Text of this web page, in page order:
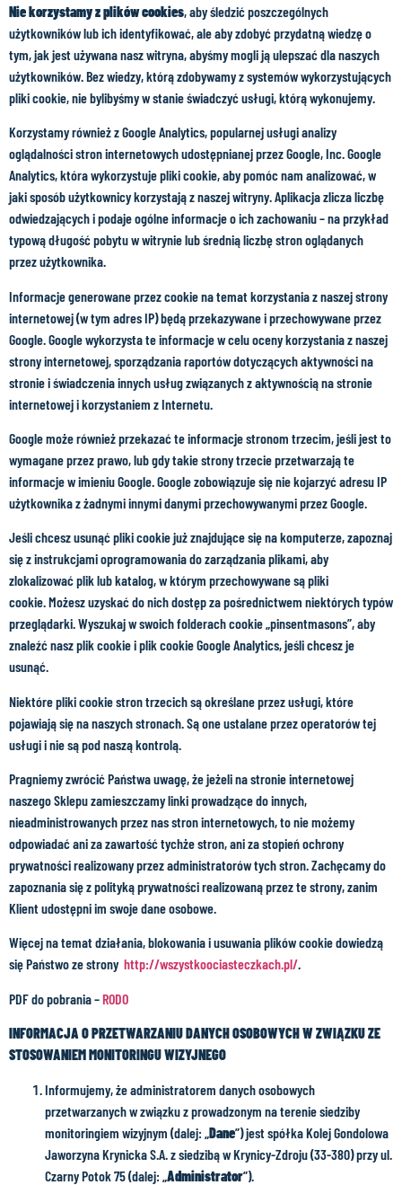
Nie korzystamy z plików cookies, aby śledzić poszczególnych
użytkowników lub ich identyfikować, ale aby zdobyć przydatną wiedzę o
tym, jak jest używana nasz witryna, abyśmy mogli ją ulepszać dla naszych
użytkowników. Bez wiedzy, którą zdobywamy z systemów wykorzystujących
pliki cookie, nie bylibyśmy w stanie świadczyć usługi, którą wykonujemy.
Korzystamy również z Google Analytics, popularnej usługi analizy
oglądalności stron internetowych udostępnianej przez Google, Inc. Google
Analytics, która wykorzystuje pliki cookie, aby pomóc nam analizować, w
jaki sposób użytkownicy korzystają z naszej witryny. Aplikacja zlicza liczbę
odwiedzających i podaje ogólne informacje o ich zachowaniu – na przykład
typową długość pobytu w witrynie lub średnią liczbę stron oglądanych
przez użytkownika.
Informacje generowane przez cookie na temat korzystania z naszej strony
internetowej (w tym adres IP) będą przekazywane i przechowywane przez
Google. Google wykorzysta te informacje w celu oceny korzystania z naszej
strony internetowej, sporządzania raportów dotyczących aktywności na
stronie i świadczenia innych usług związanych z aktywnością na stronie
internetowej i korzystaniem z Internetu.
Google może również przekazać te informacje stronom trzecim, jeśli jest to
wymagane przez prawo, lub gdy takie strony trzecie przetwarzają te
informacje w imieniu Google. Google zobowiązuje się nie kojarzyć adresu IP
użytkownika z żadnymi innymi danymi przechowywanymi przez Google.
Jeśli chcesz usunąć pliki cookie już znajdujące się na komputerze, zapoznaj
się z instrukcjami oprogramowania do zarządzania plikami, aby
zlokalizować plik lub katalog, w którym przechowywane są pliki
cookie. Możesz uzyskać do nich dostęp za pośrednictwem niektórych typów
przeglądarki. Wyszukaj w swoich folderach cookie „pinsentmasons”, aby
znaleźć nasz plik cookie i plik cookie Google Analytics, jeśli chcesz je
usunąć.
Niektóre pliki cookie stron trzecich są określane przez usługi, które
pojawiają się na naszych stronach. Są one ustalane przez operatorów tej
usługi i nie są pod naszą kontrolą.
Pragniemy zwrócić Państwa uwagę, że jeżeli na stronie internetowej
naszego Sklepu zamieszczamy linki prowadzące do innych,
nieadministrowanych przez nas stron internetowych, to nie możemy
odpowiadać ani za zawartość tychże stron, ani za stopień ochrony
prywatności realizowany przez administratorów tych stron. Zachęcamy do
zapoznania się z polityką prywatności realizowaną przez te strony, zanim
Klient udostępni im swoje dane osobowe.
Więcej na temat działania, blokowania i usuwania plików cookie dowiedzą
się Państwo ze strony http://wszystkoociasteczkach.pl/.
PDF do pobrania –RODO
INFORMACJA O PRZETWARZANIU DANYCH OSOBOWYCHW ZWIĄZKU ZE
STOSOWANIEM MONITORINGU WIZYJNEGO
Informujemy, że administratorem danych osobowych
przetwarzanych w związku z prowadzonym na terenie siedziby
monitoringiem wizyjnym (dalej: „ Dane”) jest spółka Kolej Gondolowa
Jaworzyna Krynicka S.A. z siedzibą w Krynicy-Zdroju (33-380) przy ul.
Czarny Potok 75 (dalej: „ Administrator”).